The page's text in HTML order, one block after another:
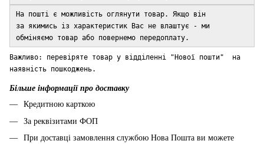
На пошті є можливість оглянути товар. Якщо він
за якимись із характеристик Вас не влаштує - ми
обміняємо товар або повернемо передоплату.
Важливо: перевіряте товар у відділенні "Нової пошти" на
наявність пошкоджень.
Більше інформації про доставку
Кредитною карткою
За реквізитами ФОП
При доставці замовлення службою Нова Пошта ви можете